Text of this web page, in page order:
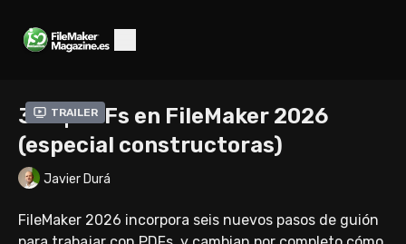
Trailer
307 | PDFs en FileMaker 2026
(especial constructoras)
Javier Durá
FileMaker 2026 incorpora seis nuevos pasos de guión